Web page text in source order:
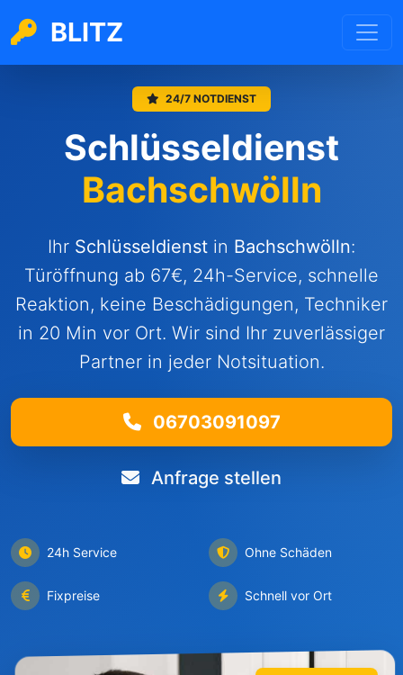
BLITZ
24/7 NOTDIENST
Schlüsseldienst
Bachschwölln
Ihr Schlüsseldienst in Bachschwölln:
Türöffnung ab 67€, 24h-Service, schnelle
Reaktion, keine Beschädigungen, Techniker
in 20 Min vor Ort. Wir sind Ihr zuverlässiger
Partner in jeder Notsituation.
06703091097
Anfrage stellen
24h Service Ohne Schäden
Fixpreise Schnell vor Ort